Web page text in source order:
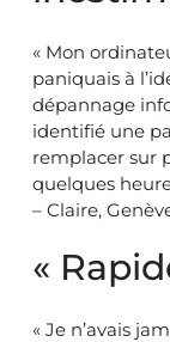
« Mon
paniquais à
dépannage
identifié une
remplacer sur
quelques
– Claire,
«
« Je n’avais